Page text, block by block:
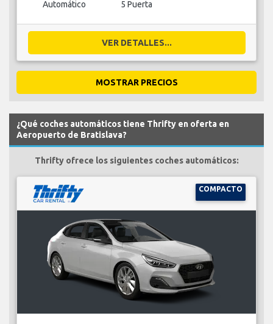
Automático 5 Puerta
VER DETALLES...
MOSTRAR PRECIOS
¿Qué coches automáticos tiene Thrifty en oferta en
Aeropuerto de Bratislava?
Thrifty ofrece los siguientes coches automáticos:
COMPACTO